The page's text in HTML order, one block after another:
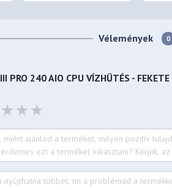
Vélemények 0
PRO 240 AIO CPU VÍZHŰTÉS - FEKETE